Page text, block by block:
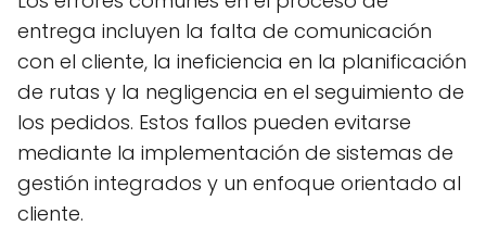
entrega incluyen la falta de comunicación
con el cliente, la ineficiencia en la planificación
de rutas y la negligencia en el seguimiento de
los pedidos. Estos fallos pueden evitarse
mediante la implementación de sistemas de
gestión integrados y un enfoque orientado al
cliente.